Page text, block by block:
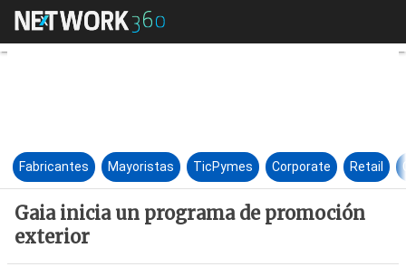
Gaia inicia un programa de
Fabricantes Mayoristas TicPymes Corporate Retail
Gaia inicia un programa de promoción
exterior